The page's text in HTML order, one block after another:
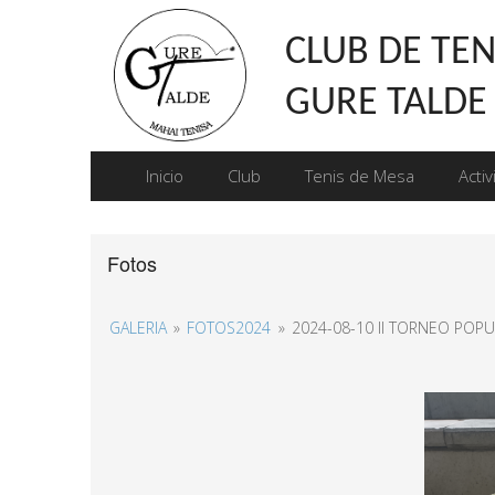
CLUB DE
GURE
Inicio Club Tenis de Mesa
Fotos
GALERIA » FOTOS2024 » 2024-08-10 II TORNEO